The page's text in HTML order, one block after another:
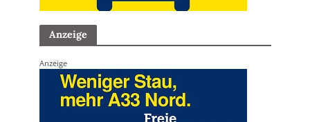
Anzeige
Anzeige